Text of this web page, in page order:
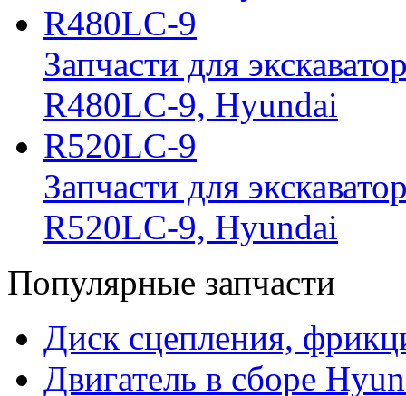
R480LC-9
Запчасти для
R480LC-9, Hyundai
R520LC-9
Запчасти для
R520LC-9, Hyundai
Популярные запчасти
Диск сцепления,
Двигатель в сборе